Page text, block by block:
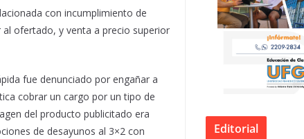
con incumplimiento de
ofertado, y venta a precio superior
fue denunciado por engañar a
cobrar un cargo por un tipo de
del producto publicitado era
de desayunos al 3×2 con
Editorial